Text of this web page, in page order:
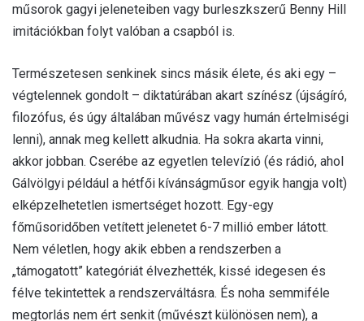
műsorok gagyi jeleneteiben vagy burleszkszerű Benny Hill
imitációkban folyt valóban a csapból is.
Természetesen senkinek sincs másik élete, és aki egy –
végtelennek gondolt – diktatúrában akart színész (újságíró,
filozófus, és úgy általában művész vagy humán értelmiségi
lenni), annak meg kellett alkudnia. Ha sokra akarta vinni,
akkor jobban. Cserébe az egyetlen televízió (és rádió, ahol
Gálvölgyi például a hétfői kívánságműsor egyik hangja volt)
elképzelhetetlen ismertséget hozott. Egy-egy
főműsoridőben vetített jelenetet 6-7 millió ember látott.
Nem véletlen, hogy akik ebben a rendszerben a
„támogatott” kategóriát élvezhették, kissé idegesen és
félve tekintettek a rendszerváltásra. És noha semmiféle
megtorlás nem ért senkit (művészt különösen nem), a